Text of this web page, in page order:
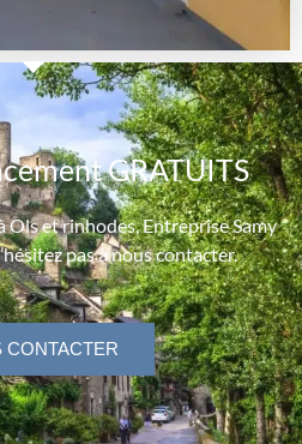
GRATUITS
Ols et rinhodes, Entreprise Samy
pas à nous contacter.
CONTACTER